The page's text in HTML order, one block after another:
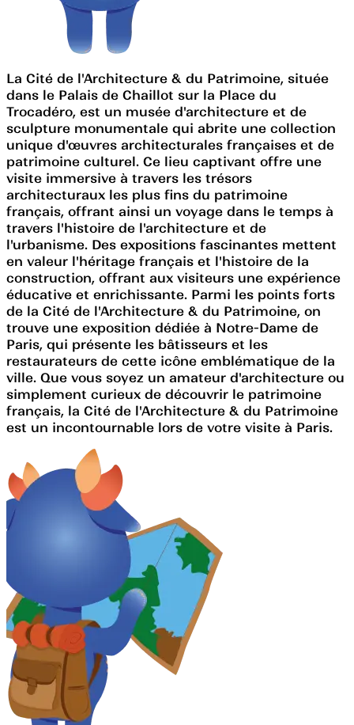
La Cité de l'Architecture & du Patrimoine, située
dans le Palais de Chaillot sur la Place du
Trocadéro, est un musée d'architecture et de
sculpture monumentale qui abrite une collection
unique d'œuvres architecturales françaises et de
patrimoine culturel. Ce lieu captivant offre une
visite immersive à travers les trésors
architecturaux les plus fins du patrimoine
français, offrant ainsi un voyage dans le temps à
travers l'histoire de l'architecture et de
l'urbanisme. Des expositions fascinantes mettent
en valeur l'héritage français et l'histoire de la
construction, offrant aux visiteurs une expérience
éducative et enrichissante. Parmi les points forts
de la Cité de l'Architecture & du Patrimoine, on
trouve une exposition dédiée à Notre-Dame de
Paris, qui présente les bâtisseurs et les
restaurateurs de cette icône emblématique de la
ville. Que vous soyez un amateur d'architecture ou
simplement curieux de découvrir le patrimoine
français, la Cité de l'Architecture & du Patrimoine
est un incontournable lors de votre visite à Paris.